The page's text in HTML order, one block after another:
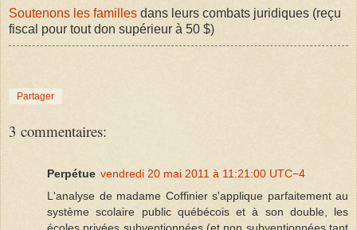
Soutenons les familles dans leurs combats juridiques (reçu
fiscal pour tout don supérieur à 50 $)
Partager
3 commentaires:
Perpétue vendredi 20 mai 2011 à 11:21:00 UTC−4
L'analyse de madame Coffinier s'applique parfaitement au
système scolaire public québécois et à son double, les
écoles privées subventionnées (et non subventionnées tant